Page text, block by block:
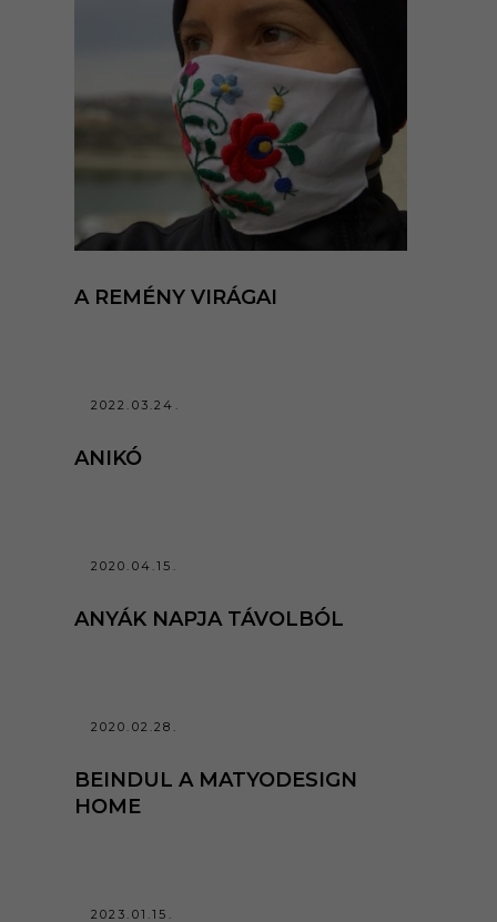
A REMÉNY VIRÁGAI
2022.03.24.
ANIKÓ
2020.04.15.
ANYÁK NAPJA TÁVOLBÓL
2020.02.28.
BEINDUL A MATYODESIGN
HOME
2023.01.15.